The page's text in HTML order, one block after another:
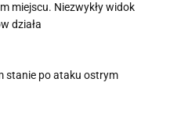
miejscu. Niezwykły widok
działa
stanie po ataku ostrym